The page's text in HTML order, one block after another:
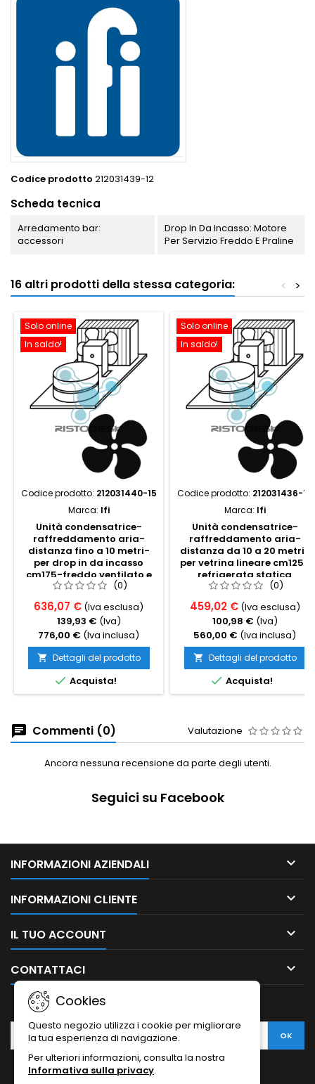
Codice prodotto 212031439-12
Scheda tecnica
Arredamento bar:
accessori
Drop In Da Incasso: Motore
Per Servizio Freddo E Praline
16 altri prodotti della stessa categoria: >
<
Solo online
In saldo!
Codice prodotto: 212031440-15
Marca: Ifi
Unità condensatrice-
raffreddamento aria-
distanza fino a 10 metri-
per drop in da incasso
cm175-freddo ventilato e
praline (0)
636,07 € (Iva esclusa)
139,93 € (Iva)
776,00 € (Iva inclusa)
 Dettagli del prodotto
 Acquista!
Solo online
In saldo!
Codice prodotto: 212031436-13
Marca: Ifi
Unità condensatrice-
raffreddamento aria-
distanza da 10 a 20 metri-
per vetrina lineare cm125-
refrigerata statica
(0)
459,02 € (Iva esclusa)
100,98 € (Iva)
560,00 € (Iva inclusa)
 Dettagli del prodotto
 Acquista!
Commenti (0) Valutazione
Ancora nessuna recensione da parte degli utenti.
Seguici su Facebook
INFORMAZIONI AZIENDALI 
INFORMAZIONI CLIENTE 
IL TUO ACCOUNT 
CONTATTACI 
Cookies
Questo negozio utilizza i cookie per migliorare
la tua esperienza di navigazione.
Per ulteriori informazioni, consulta la nostra
Informativa sulla privacy.